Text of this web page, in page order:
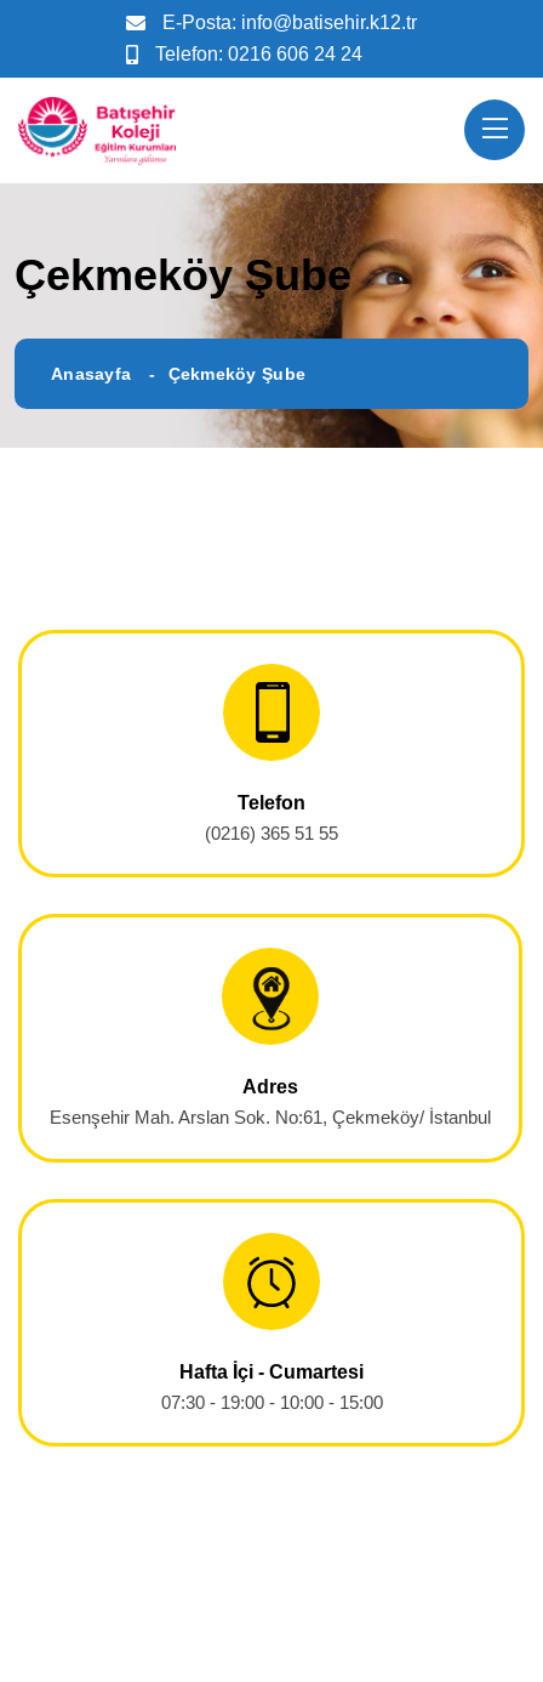
E-Posta: info@batisehir.k12.tr
Telefon: 0216 606 24 24
Çekmeköy Şube
Anasayfa Çekmeköy Şube
Telefon
(0216) 365 51 55
Adres
Esenşehir Mah. Arslan Sok. No:61, Çekmeköy/ İstanbul
Hafta İçi - Cumartesi
07:30 - 19:00 - 10:00 - 15:00